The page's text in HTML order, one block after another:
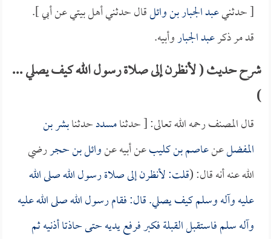
[ حدثنيعبد الجبار بن وائلقال حدثني أهل بيتي عن أبي ].
قد مر ذكرعبد الجباروأبيه.
شرح حديث ( لأنظرن إلى صلاة رسول الله كيف يصلي ...
)
قال المصنف رحمه الله تعالى: [ حدثنامسددحدثنابشر بن
المفضلعنعاصم بن كليبعن أبيه عنوائل بن حجررضي
الله عنه أنه قال: (قلت: لأنظرن إلى صلاة رسول الله صلى الله
عليه وآله وسلم كيف يصلي. قال: فقام رسول الله صلى الله عليه
وآله سلم فاستقبل القبلة فكبر فرفع يديه حتى حاذتا أذنيه ثم